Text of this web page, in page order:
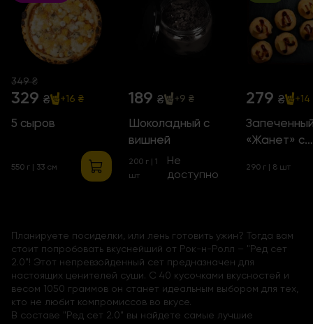
349 ₴
329 ₴ +16 ₴
5 сыров
550 г | 33 см
189 ₴ +9 ₴
Шоколадный с
вишней
200 г | 1
шт
Не
доступно
279 ₴ +14
«Жанет» с
290 г | 8 шт
Планируете посиделки, или лень готовить ужин? Тогда вам
стоит попробовать вкуснейший от Рок-н-Ролл – "Ред сет
2.0"! Этот непревзойденный сет предназначен для
настоящих ценителей суши. С 40 кусочками вкусностей и
весом 1050 граммов он станет идеальным выбором для тех,
кто не любит компромиссов во вкусе.
В составе "Ред сет 2.0" вы найдете самые лучшие